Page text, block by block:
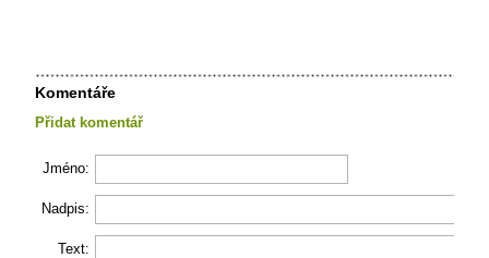
Komentáře
Přidat komentář
Jméno:
Nadpis:
Text: